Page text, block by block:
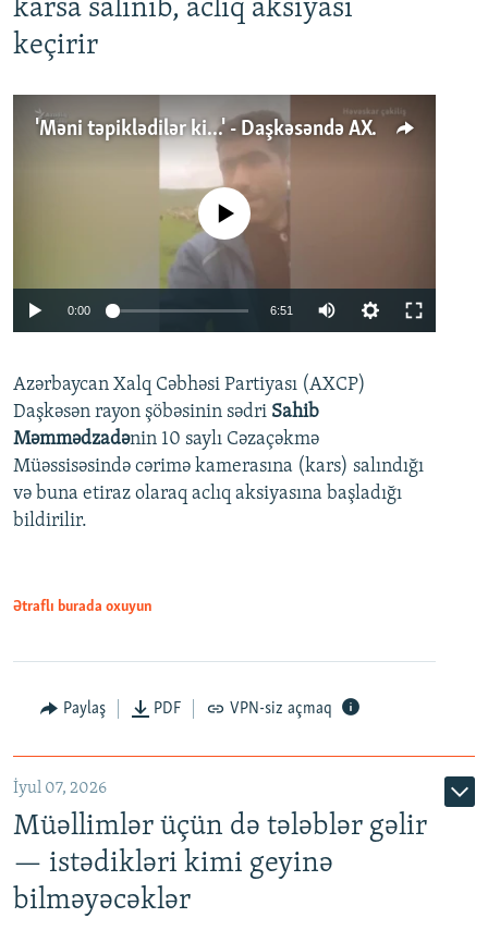
karsa salınıb, aclıq aksiyası
keçirir
'Məni təpiklədilər ki...' - Daşkəsəndə AXCP fəalının yaxınları onun həbsinə etiraz edirlər
Auto 240p 360p
720p 1080p
No media source currently available
0:00 6:51
360p
720p
1080p
Azərbaycan Xalq Cəbhəsi Partiyası (AXCP)
Daşkəsən rayon şöbəsinin sədri Sahib
Məmmədzadənin 10 saylı Cəzaçəkmə
Müəssisəsində cərimə kamerasına (kars) salındığı
və buna etiraz olaraq aclıq aksiyasına başladığı
bildirilir.
Ətraflı burada oxuyun
Paylaş PDF VPN-siz açmaq
İyul 07, 2026
Müəllimlər üçün də tələblər gəlir
— istədikləri kimi geyinə
bilməyəcəklər